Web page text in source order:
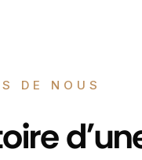
DE NOUS